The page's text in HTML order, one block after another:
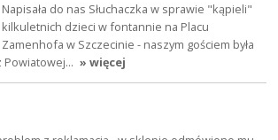
Napisała do nas Słuchaczka w sprawie "kąpieli"
kilkuletnich dzieci w fontannie na Placu
Zamenhofa w Szczecinie - naszym gościem była
Powiatowej… » więcej